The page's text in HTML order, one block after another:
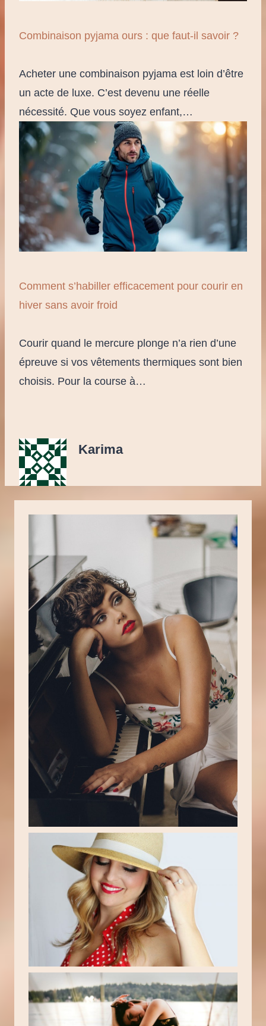
Combinaison pyjama ours : que faut-il savoir ?
Acheter une combinaison pyjama est loin d’être
un acte de luxe. C’est devenu une réelle
nécessité. Que vous soyez enfant,…
Comment s’habiller efficacement pour courir en
hiver sans avoir froid
Courir quand le mercure plonge n’a rien d’une
épreuve si vos vêtements thermiques sont bien
choisis. Pour la course à…
Karima